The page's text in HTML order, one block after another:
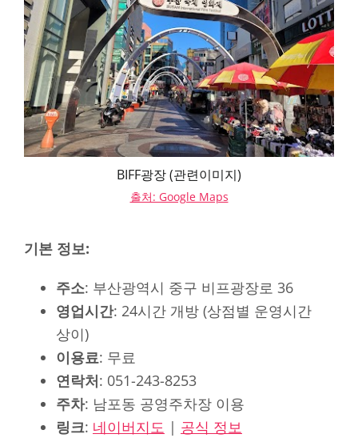
BIFF광장 (관련이미지)
출처: Google Maps
기본 정보:
주소: 부산광역시 중구 비프광장로 36
영업시간: 24시간 개방 (상점별 운영시간
상이)
이용료: 무료
연락처: 051-243-8253
주차: 남포동 공영주차장 이용
링크: 네이버지도 | 공식 정보